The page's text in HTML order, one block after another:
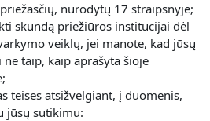
nurodytų 17 straipsnyje;
skundą priežiūros institucijai dėl
veiklų, jei manote, kad jūsų
taip, kaip aprašyta šioje
teises atsižvelgiant, į duomenis,
jūsų sutikimu: